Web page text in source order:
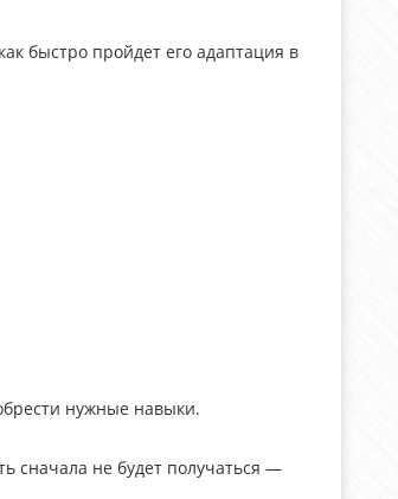
быстро пройдет его адаптация в
нужные навыки.
сначала не будет получаться —